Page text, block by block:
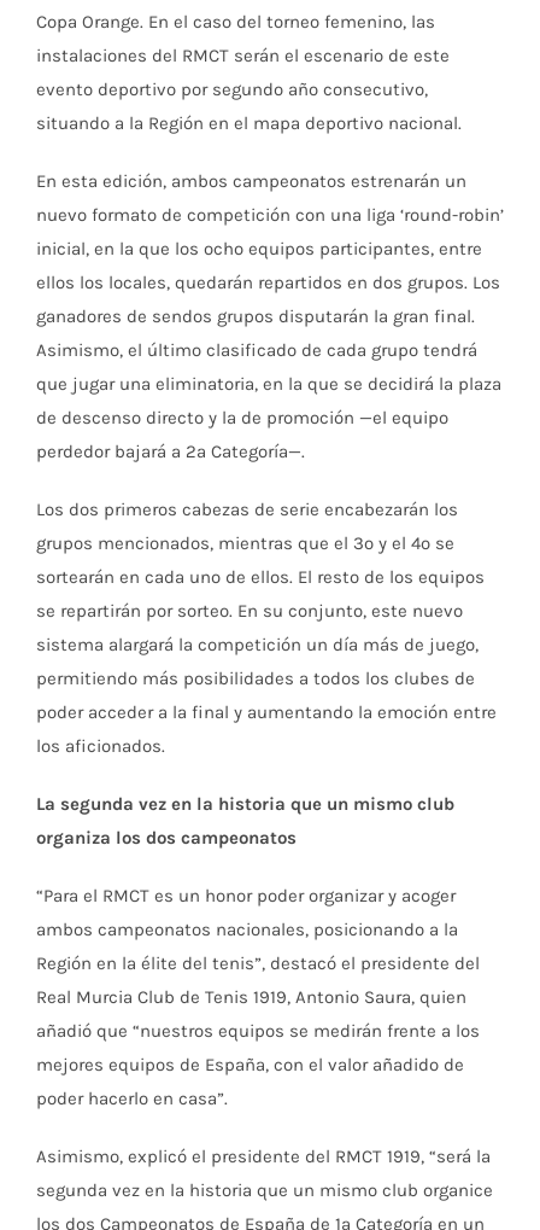
Copa Orange. En el caso del torneo femenino, las
instalaciones del RMCT serán el escenario de este
evento deportivo por segundo año consecutivo,
situando a la Región en el mapa deportivo nacional.
En esta edición, ambos campeonatos estrenarán un
nuevo formato de competición con una liga ‘round-robin’
inicial, en la que los ocho equipos participantes, entre
ellos los locales, quedarán repartidos en dos grupos. Los
ganadores de sendos grupos disputarán la gran final.
Asimismo, el último clasificado de cada grupo tendrá
que jugar una eliminatoria, en la que se decidirá la plaza
de descenso directo y la de promoción —el equipo
perdedor bajará a 2ª Categoría—.
Los dos primeros cabezas de serie encabezarán los
grupos mencionados, mientras que el 3º y el 4º se
sortearán en cada uno de ellos. El resto de los equipos
se repartirán por sorteo. En su conjunto, este nuevo
sistema alargará la competición un día más de juego,
permitiendo más posibilidades a todos los clubes de
poder acceder a la final y aumentando la emoción entre
los aficionados.
La segunda vez en la historia que un mismo club
organiza los dos campeonatos
“Para el RMCT es un honor poder organizar y acoger
ambos campeonatos nacionales, posicionando a la
Región en la élite del tenis”, destacó el presidente del
Real Murcia Club de Tenis 1919, Antonio Saura, quien
añadió que “nuestros equipos se medirán frente a los
mejores equipos de España, con el valor añadido de
poder hacerlo en casa”.
Asimismo, explicó el presidente del RMCT 1919, “será la
segunda vez en la historia que un mismo club organice
los dos Campeonatos de España de 1ª Categoría en un